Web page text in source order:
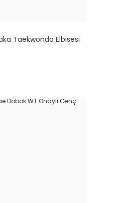
Taekwondo Elbisesi